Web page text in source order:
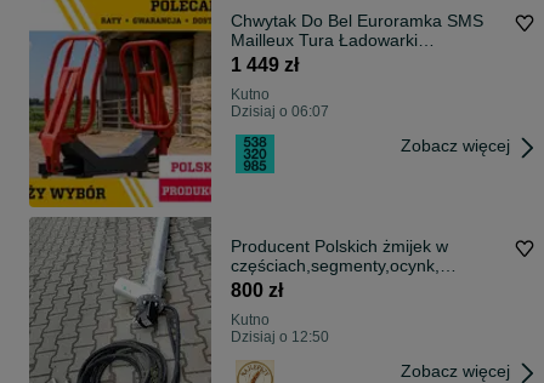
Chwytak Do Bel Euroramka SMS
Mailleux Tura Ładowarki
Ładowacza Manitou JCB Tura
Dostawa cała Polska * Dostępny od
ręki
1 449 zł
Kutno
Dzisiaj o 06:07
Zobacz więcej
Producent Polskich żmijek w
częściach,segmenty,ocynk,
800 zł
Kutno
Dzisiaj o 12:50
Zobacz więcej